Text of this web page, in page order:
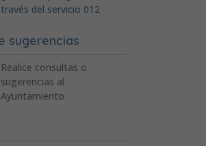
través del servicio 012
sugerencias
Realice consultas o
sugerencias al
Ayuntamiento